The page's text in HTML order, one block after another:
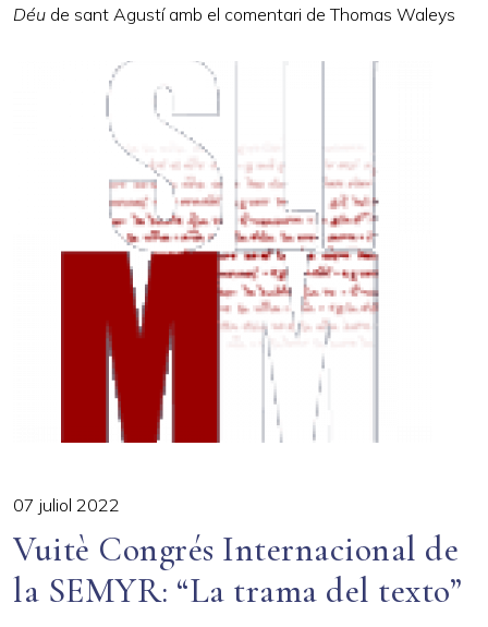
Déu de sant Agustí amb el comentari de Thomas Waleys
07 juliol 2022
Vuitè Congrés Internacional de
la SEMYR: “La trama del texto”